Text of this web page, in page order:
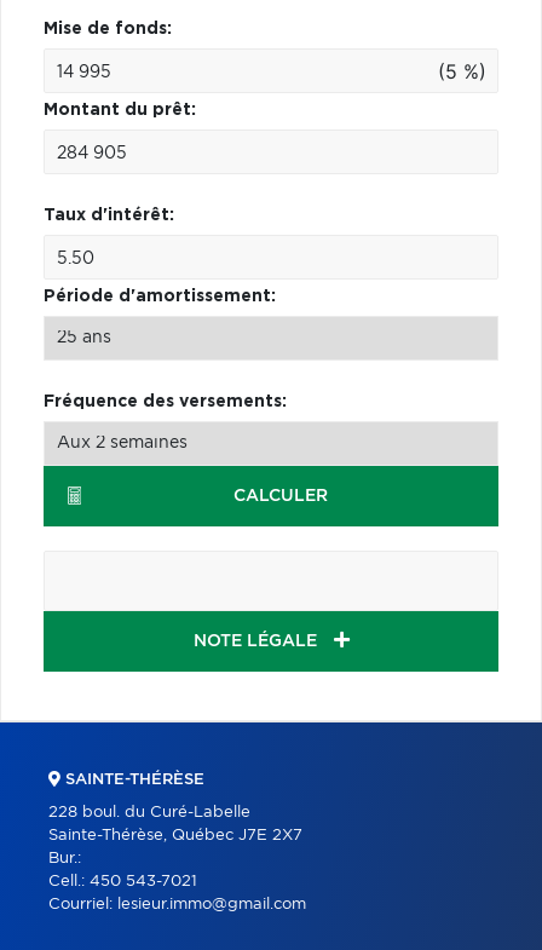
Mise de fonds:
(5 %)
Montant du prêt:
Taux d'intérêt:
Période d'amortissement:
Fréquence des versements:
CALCULER
NOTE LÉGALE
SAINTE-THÉRÈSE
228 boul. du Curé-Labelle
Sainte-Thérèse, Québec J7E 2X7
Bur.:
Cell.: 450 543-7021
Courriel: lesieur.immo@gmail.com